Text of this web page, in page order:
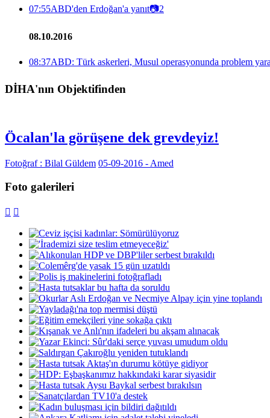
07:55ABD'den Erdoğan'a yanıt📷2
08.10.2016
08:37ABD: Türk askerleri, Musul operasyonunda problem
DİHA'nın Objektifinden
Öcalan'la görüşene dek grevdeyiz!
Fotoğraf : Bilal Güldem 05-09-2016 - Amed
Foto galerileri
 